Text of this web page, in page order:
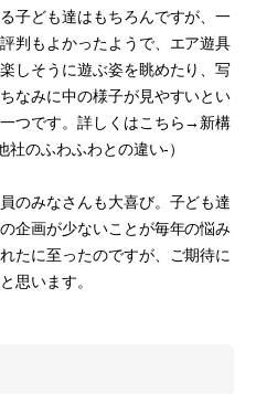
子ども達はもちろんですが、一
判もよかったようで、エア遊具
しそうに遊ぶ姿を眺めたり、写
なみに中の様子が見やすいとい
つです。詳しくはこちら→新構
のふわふわとの違い-）
のみなさんも大喜び。子ども達
企画が少ないことが毎年の悩み
たに至ったのですが、ご期待に
思います。